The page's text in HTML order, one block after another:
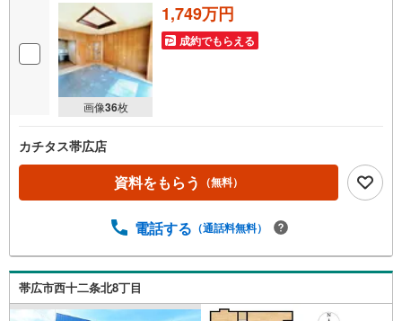
画像36枚
1,749万円
成約でもらえる
カチタス帯広店
資料をもらう （無料）
電話する （通話料無料）
帯広市西十二条北8丁目